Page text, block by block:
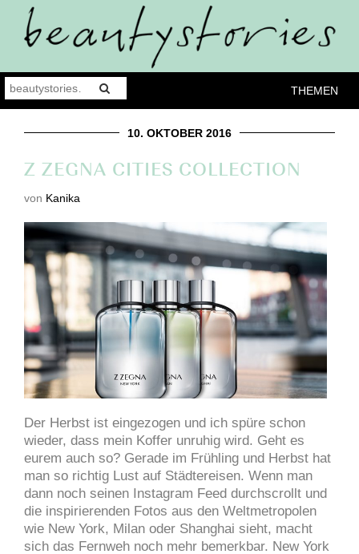
THEMEN
10. OKTOBER 2016
Z ZEGNA CITIES COLLECTION
von Kanika
Der Herbst ist eingezogen und ich spüre schon
wieder, dass mein Koffer unruhig wird. Geht es
eurem auch so? Gerade im Frühling und Herbst hat
man so richtig Lust auf Städtereisen. Wenn man
dann noch seinen Instagram Feed durchscrollt und
die inspirierenden Fotos aus den Weltmetropolen
wie New York, Milan oder Shanghai sieht, macht
sich das Fernweh noch mehr bemerkbar. New York